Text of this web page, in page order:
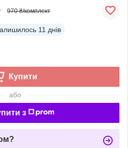
970 ₴/комплект
11 днів
Купити
або
з